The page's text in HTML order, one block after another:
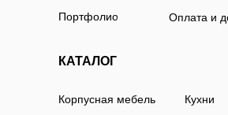
КАТАЛОГ
Портфолио
Корпусная мебель
Оплата и
Кухни